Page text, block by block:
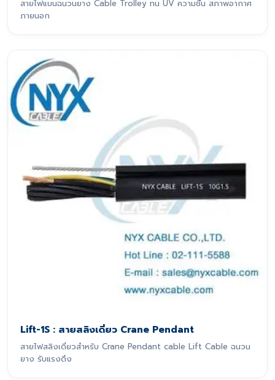
สายไฟแบนฉนวนยาง Cable Trolley ทน UV ความชื้น สภาพอากาศ
ภายนอก
Lift-1S : สายสลิงเดี่ยว Crane Pendant
สายไฟสลิงเดี่ยวสำหรับ Crane Pendant cable Lift Cable ฉนวน
ยาง รับแรงดึง